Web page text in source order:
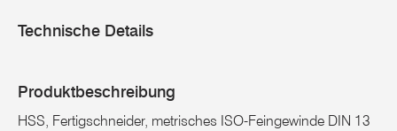
Technische Details
Produktbeschreibung
HSS, Fertigschneider, metrisches ISO-Feingewinde DIN 13